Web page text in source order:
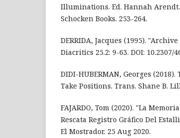
Illuminations. Ed. Hannah
Schocken Books. 253-264.
DERRIDA, Jacques (1995).
Diacritics 25.2: 9-63. DOI: 10.2307/
DIDI-HUBERMAN, Georges
Take Positions. Trans. Shane B.
FAJARDO, Tom (2020). "La
Rescata Registro Gráfico Del
El Mostrador. 25 Aug 2020.